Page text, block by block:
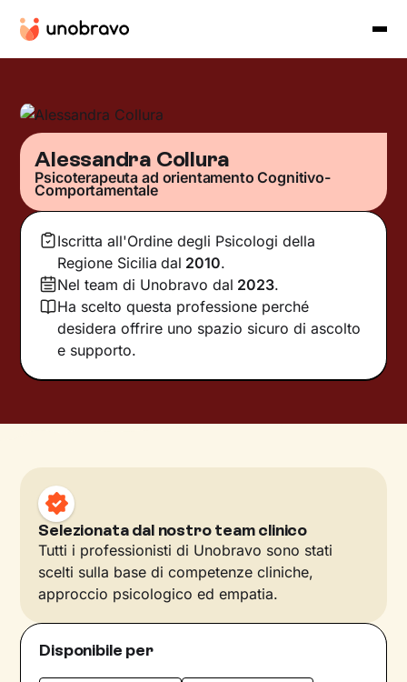
Alessandra Collura
Psicoterapeuta ad orientamento Cognitivo-
Comportamentale
Iscritta all'Ordine degli Psicologi della
Regione Sicilia dal 2010.
Nel team di Unobravo dal 2023.
Ha scelto questa professione perché
desidera offrire uno spazio sicuro di ascolto
e supporto.
Selezionata dal nostro team clinico
Tutti i professionisti di Unobravo sono stati
scelti sulla base di competenze cliniche,
approccio psicologico ed empatia.
Disponibile per